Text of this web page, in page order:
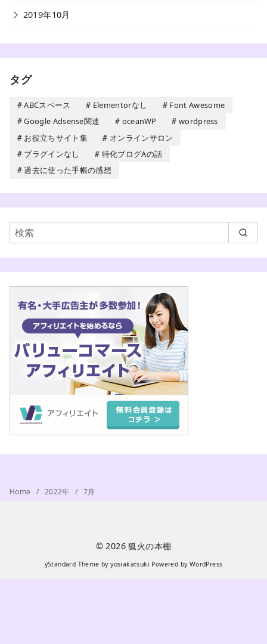
2019年10月
タグ
ABCスペース Elementorなし
Font Awesome
Google Adsense関連
oceanWP
wordpress
お役立ちサイト集
オンラインサロン
プラグインなし
特化ブログAの話
過去に使った手帳の感想
Home 2022年 7月
© 2026狐火の本棚
yStandard Theme byyosiakatsuki Powered by WordPress